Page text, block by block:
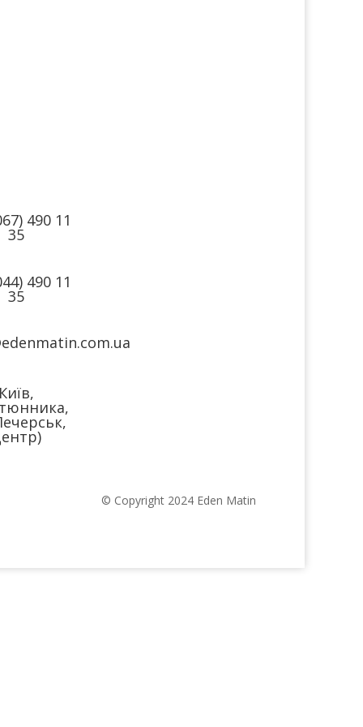
490 11
35
490 11
35
© Copyright 2024 Eden Matin